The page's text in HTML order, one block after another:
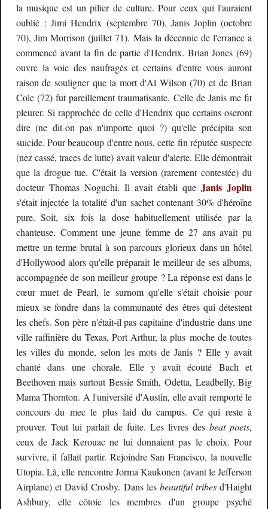
la musique est un pilier de culture. Pour ceux qui l'auraient
oublié : Jimi Hendrix (septembre 70), Janis Joplin (octobre
70), Jim Morrison (juillet 71). Mais la décennie de l'errance a
commencé avant la fin de partie d'Hendrix. Brian Jones (69)
ouvre la voie des naufragés et certains d'entre vous auront
raison de souligner que la mort d'Al Wilson (70) et de Brian
Cole (72) fut pareillement traumatisante. Celle de Janis me fit
pleurer. Si rapprochée de celle d'Hendrix que certains oseront
dire (ne dit-on pas n'importe quoi ?) qu'elle précipita son
suicide. Pour beaucoup d'entre nous, cette fin réputée suspecte
(nez cassé, traces de lutte) avait valeur d'alerte. Elle démontrait
que la drogue tue. C'était la version (rarement contestée) du
docteur Thomas Noguchi. Il avait établi queJanis Joplin
s'était injectée la totalité d'un sachet contenant 30% d'héroïne
pure. Soit, six fois la dose habituellement utilisée par la
chanteuse. Comment une jeune femme de 27 ans avait pu
mettre un terme brutal à son parcours glorieux dans un hôtel
d'Hollywood alors qu'elle préparait le meilleur de ses albums,
accompagnée de son meilleur groupe ? La réponse est dans le
cœur muet de Pearl, le surnom qu'elle s'était choisie pour
mieux se fondre dans la communauté des êtres qui détestent
les chefs. Son père n'était-il pas capitaine d'industrie dans une
ville raffinière du Texas, Port Arthur, la plus moche de toutes
les villes du monde, selon les mots de Janis ? Elle y avait
chanté dans une chorale. Elle y avait écouté Bach et
Beethoven mais surtout Bessie Smith, Odetta, Leadbelly, Big
Mama Thornton. A l'université d'Austin, elle avait remporté le
concours du mec le plus laid du campus. Ce qui reste à
prouver. Tout lui parlait de fuite. Les livres desbeat poets,
ceux de Jack Kerouac ne lui donnaient pas le choix. Pour
survivre, il fallait partir. Rejoindre San Francisco, la nouvelle
Utopia. Là, elle rencontre Jorma Kaukonen (avant le Jefferson
Airplane) et David Crosby. Dans les beautiful tribes d'Haight
Ashbury, elle côtoie les membres d'un groupe psyché